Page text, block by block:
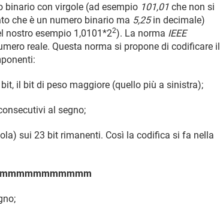
binario con virgole (ad esempio 101,01 che non si
che è un numero binario ma 5,25in decimale)
nostro esempio 1,0101*22). La norma IEEE
reale. Questa norma si propone di codificare il
il bit di peso maggiore (quello più a sinistra);
al segno;
sui 23 bit rimanenti. Così la codifica si fa nella